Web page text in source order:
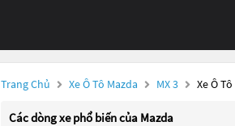
Trang Chủ Xe Ô Tô Mazda MX 3 Xe Ô
Các dòng xe phổ biến của Mazda